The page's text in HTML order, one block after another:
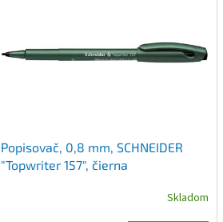
Popisovač, 0,8 mm, SCHNEIDER
"Topwriter 157", čierna
Skladom